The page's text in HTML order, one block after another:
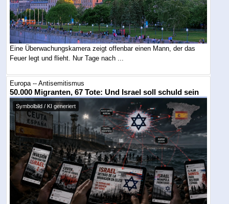
Eine Überwachungskamera zeigt offenbar einen Mann, der das
Feuer legt und flieht. Nur Tage nach ...
Europa -- Antisemitismus
50.000 Migranten, 67 Tote: Und Israel soll schuld sein
Symbolbild / KI generiert